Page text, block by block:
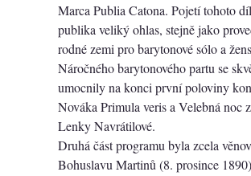
Marca Publia Catona. Pojetí tohoto
publika veliký ohlas, stejně jako
rodné zemi pro barytonové sólo a
Náročného barytonového partu se
umocnily na konci první poloviny
Nováka Primula veris a Velebná
Lenky Navrátilové.
Druhá část programu byla zcela
Bohuslavu Martinů (8. prosince